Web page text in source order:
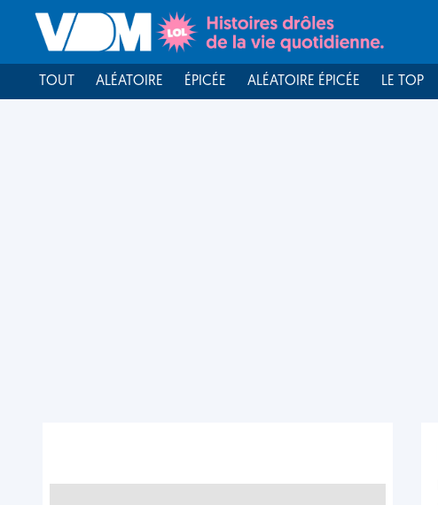
TOUT ALÉATOIRE ÉPICÉE ALÉATOIRE ÉPICÉE LE TOP